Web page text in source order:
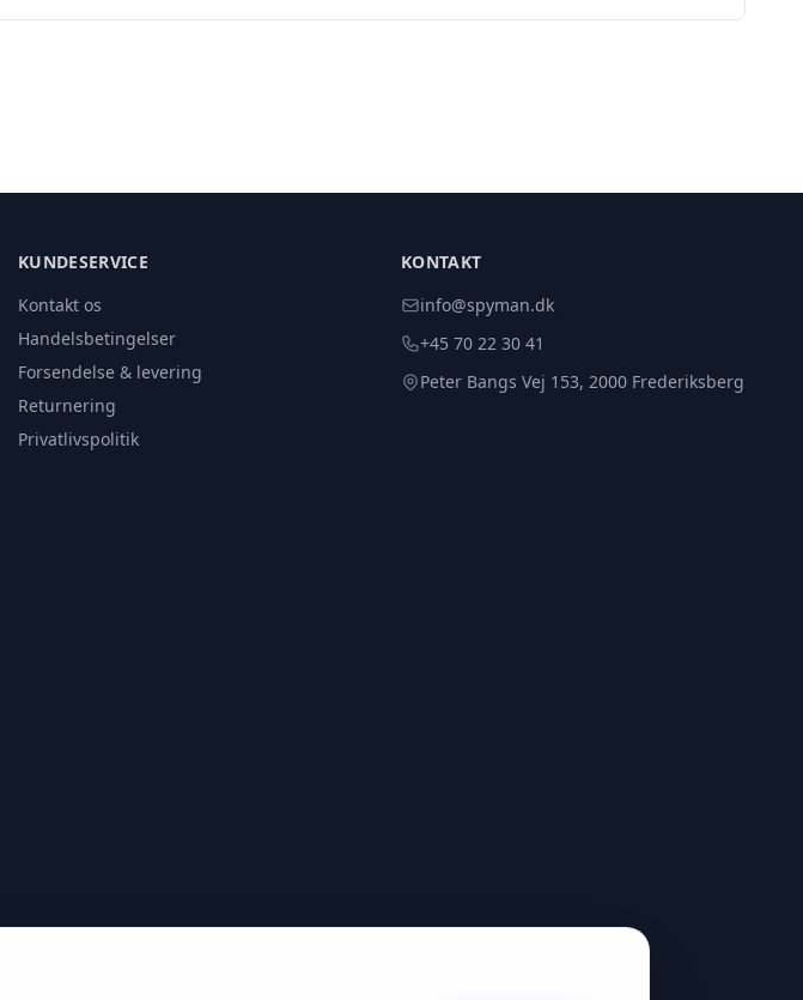
KUNDESERVICE
Kontakt os
Handelsbetingelser
Forsendelse & levering
Returnering
Privatlivspolitik
KONTAKT
info@spyman.dk
+45 70 22 30 41
Peter Bangs Vej 153, 2000 Frederiksberg